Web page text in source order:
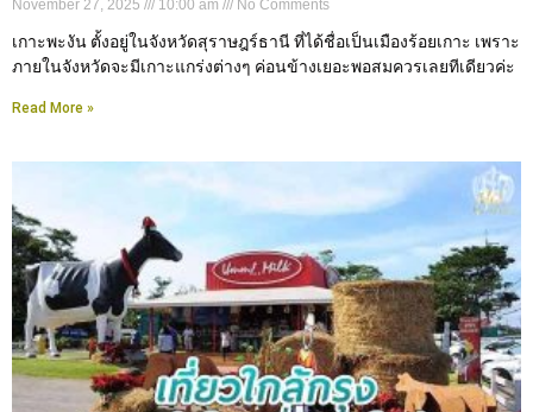
November 27, 2025 10:00 am No Comments
เกาะพะงัน ตั้งอยู่ในจังหวัดสุราษฎร์ธานี ที่ได้ชื่อเป็นเมืองร้อยเกาะ เพราะ
ภายในจังหวัดจะมีเกาะแกร่งต่างๆ ค่อนข้างเยอะพอสมควรเลยทีเดียวค่ะ
Read More »